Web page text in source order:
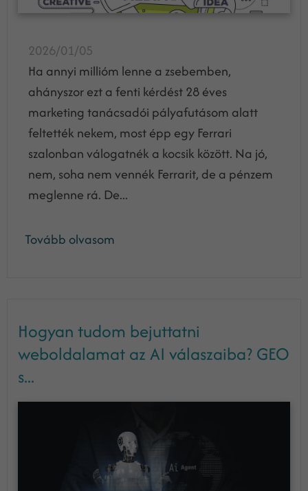
2026/01/05
Ha annyi millióm lenne a zsebemben,
ahányszor ezt a fenti kérdést 28 éves
marketing tanácsadói pályafutásom alatt
feltették nekem, most épp egy Ferrari
szalonban válogatnék a kocsik között. Na jó,
nem, soha nem vennék Ferrarit, de a pénzem
meglenne rá. De...
Tovább olvasom
Hogyan tudom bejuttatni
weboldalamat az AI válaszaiba? GEO
s...